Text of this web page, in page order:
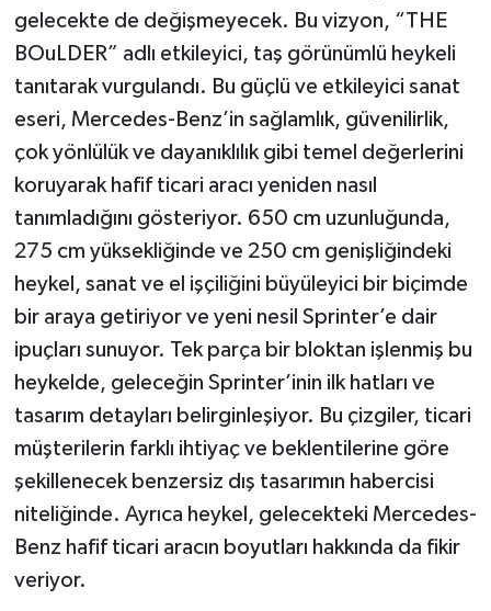
gelecekte de değişmeyecek. Bu vizyon, “THE
BOuLDER” adlı etkileyici, taş görünümlü heykeli
tanıtarak vurgulandı. Bu güçlü ve etkileyici sanat
eseri, Mercedes-Benz’in sağlamlık, güvenilirlik,
çok yönlülük ve dayanıklılık gibi temel değerlerini
koruyarak hafif ticari aracı yeniden nasıl
tanımladığını gösteriyor. 650 cm uzunluğunda,
275 cm yüksekliğinde ve 250 cm genişliğindeki
heykel, sanat ve el işçiliğini büyüleyici bir biçimde
bir araya getiriyor ve yeni nesil Sprinter’e dair
ipuçları sunuyor. Tek parça bir bloktan işlenmiş bu
heykelde, geleceğin Sprinter’inin ilk hatları ve
tasarım detayları belirginleşiyor. Bu çizgiler, ticari
müşterilerin farklı ihtiyaç ve beklentilerine göre
şekillenecek benzersiz dış tasarımın habercisi
niteliğinde. Ayrıca heykel, gelecekteki Mercedes-
Benz hafif ticari aracın boyutları hakkında da fikir
veriyor.